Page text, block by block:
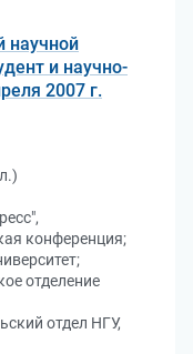
научной
и научно-
2007 г.
конференция;
отделение
отдел НГУ,